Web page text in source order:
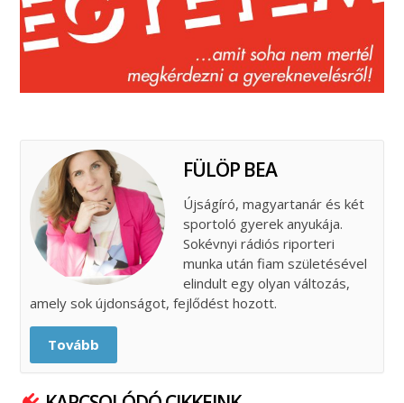
FÜLÖP BEA
Újságíró, magyartanár és két
sportoló gyerek anyukája.
Sokévnyi rádiós riporteri
munka után fiam születésével
elindult egy olyan változás,
amely sok újdonságot, fejlődést hozott.
Tovább